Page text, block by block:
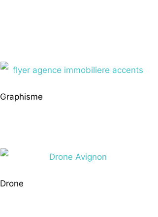
Graphisme
Drone